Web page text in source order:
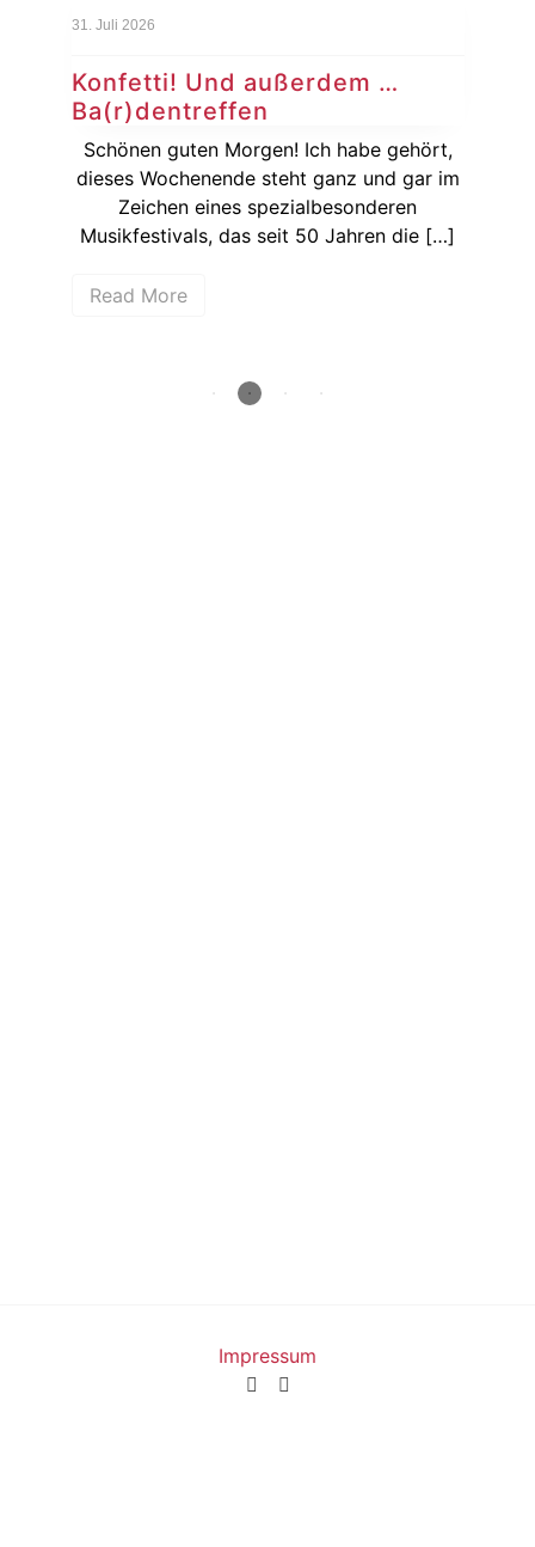
31. Juli 2026
Konfetti! Und außerdem …
Ba(r)dentreffen
Schönen guten Morgen! Ich habe gehört,
dieses Wochenende steht ganz und gar im
Zeichen eines spezialbesonderen
Musikfestivals, das seit 50 Jahren die […]
Read More
Impressum